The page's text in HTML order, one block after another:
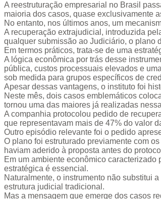
A reestruturação empresarial no Brasil
maioria dos casos, quase exclusivamente
No entanto, nos últimos anos, um
A recuperação extrajudicial, introduzida
qualquer submissão ao Judiciário, o plano
Em termos práticos, trata-se de uma
A lógica econômica por trás desse
pública, custos processuais elevados e
sob medida para grupos específicos de
Apesar dessas vantagens, o instituto foi
Neste mês, dois casos emblemáticos
tornou uma das maiores já realizadas
A companhia protocolou pedido de
que representavam mais de 47% do valor
Outro episódio relevante foi o pedido
O plano foi estruturado previamente com
haviam aderido à proposta antes do
Em um ambiente econômico
estratégica é essencial.
Naturalmente, o instrumento não substitui
estrutura judicial tradicional.
Mas a mensagem que emerge dos casos